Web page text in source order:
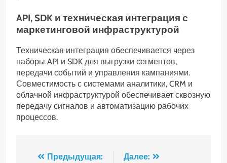
API, SDK и техническая интеграция с
маркетинговой инфраструктурой
Техническая интеграция обеспечивается через
наборы API и SDK для выгрузки сегментов,
передачи событий и управления кампаниями.
Совместимость с системами аналитики, CRM и
облачной инфраструктурой обеспечивает сквозную
передачу сигналов и автоматизацию рабочих
процессов.
Навигация
Предыдущая: Далее: